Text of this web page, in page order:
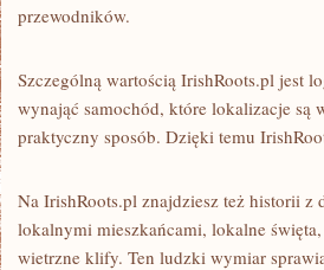
przewodników.
Szczególną wartością IrishRoots.pl jest
wynająć samochód, które lokalizacje są
praktyczny sposób. Dzięki temu
Na IrishRoots.pl znajdziesz też historii
lokalnymi mieszkańcami, lokalne
wietrzne klify. Ten ludzki wymiar